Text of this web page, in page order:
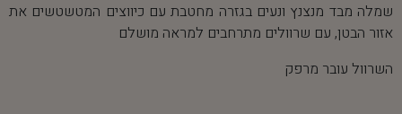
שמלה מבד מנצנץ ונעים בגזרה מחטבת עם כיווצים המטשטשים את
אזור הבטן, עם שרוולים מתרחבים למראה מושלם
השרוול עובר מרפק